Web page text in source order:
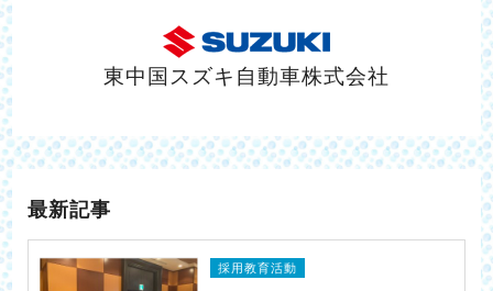
東中国スズキ自動車株式会社
最新記事
採用教育活動